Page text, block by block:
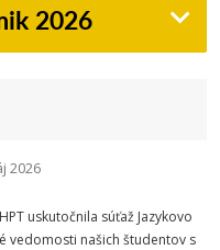
2026
2026
uskutočnila súťaž Jazykovo
vedomosti našich študentov s